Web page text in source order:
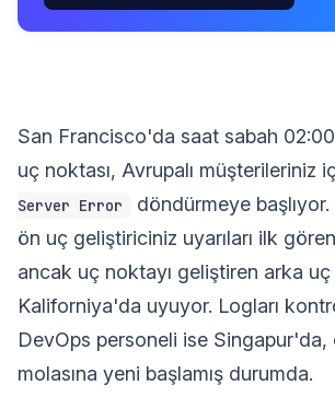
San Francisco'da saat sabah
uç noktası, Avrupalı müşterileriniz
Server Error
döndürmeye
ön uç geliştiriciniz uyarıları ilk
ancak uç noktayı geliştiren arka
Kaliforniya'da uyuyor. Logları
DevOps personeli ise Singapur'da,
molasına yeni başlamış durumda.